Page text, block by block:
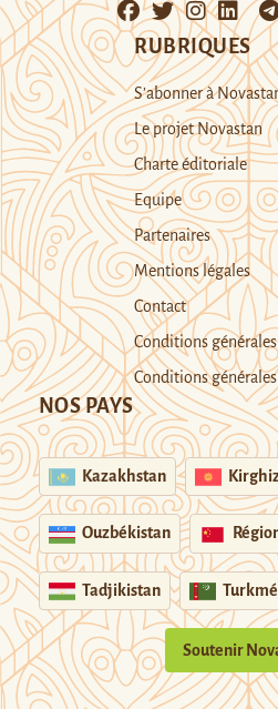
RUBRIQUES
S’abonner à
Le projet Novastan
Charte éditoriale
Equipe
Partenaires
Mentions légales
Contact
Conditions
Conditions
NOS PAYS
Kazakhstan
Ouzbékistan
Tadjikistan
Soutenir